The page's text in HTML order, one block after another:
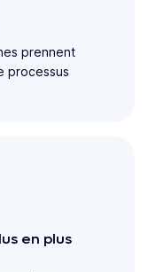
prennent
processus
en plus